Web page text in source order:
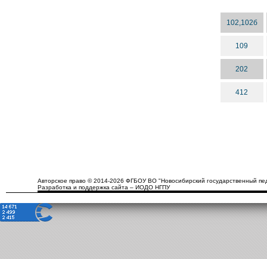
102,102б
109
202
412
Авторское право © 2014-2026 ФГБОУ ВО "Новосибирский государственный
Разработка и поддержка сайта – ИОДО НГПУ